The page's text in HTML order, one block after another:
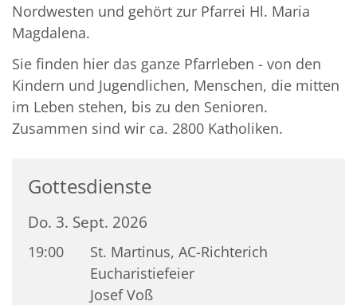
Nordwesten und gehört zur Pfarrei Hl. Maria
Magdalena.
Sie finden hier das ganze Pfarrleben - von den
Kindern und Jugendlichen, Menschen, die mitten
im Leben stehen, bis zu den Senioren.
Zusammen sind wir ca. 2800 Katholiken.
Gottesdienste
Do. 3. Sept. 2026
19:00
St. Martinus, AC-Richterich
Eucharistiefeier
Josef Voß